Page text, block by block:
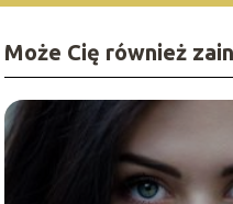
Może Cię również